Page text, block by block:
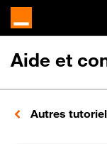
Aide et
Autres